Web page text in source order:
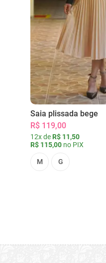
Saia plissada bege
R$ 119,00
12x de R$ 11,50
R$ 115,00 no PIX
M G